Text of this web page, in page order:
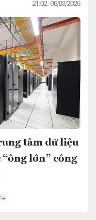
21:02, 06/08/2026
tâm dữ liệu
lớn” công